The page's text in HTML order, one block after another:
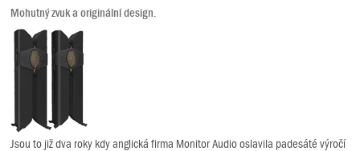
Mohutný zvuk a originální design.
Jsou to již dva roky kdy anglická firma Monitor Audio oslavila padesáté výročí